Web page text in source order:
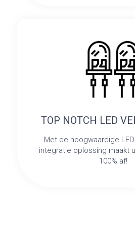
TOP NOTCH LED
Met de hoogwaardige
integratie oplossing maakt
100% af!